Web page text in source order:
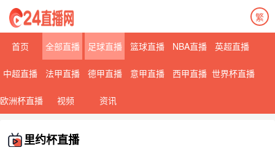
繁
首页 全部直播 足球直播 篮球直播 NBA直播 英超直播
中超直播 法甲直播 德甲直播 意甲直播 西甲直播 世界杯直播
欧洲杯直播 视频 资讯
里约杯直播